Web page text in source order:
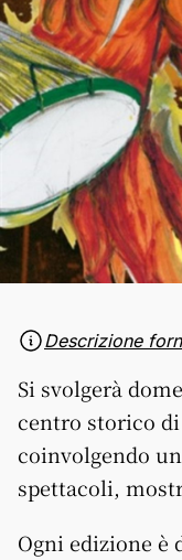
Descrizione
Si svolgerà
centro storico di
coinvolgendo
spettacoli,
Ogni edizione è